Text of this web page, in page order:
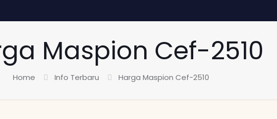
Maspion Cef-2510
Home Info Terbaru Harga Maspion Cef-2510